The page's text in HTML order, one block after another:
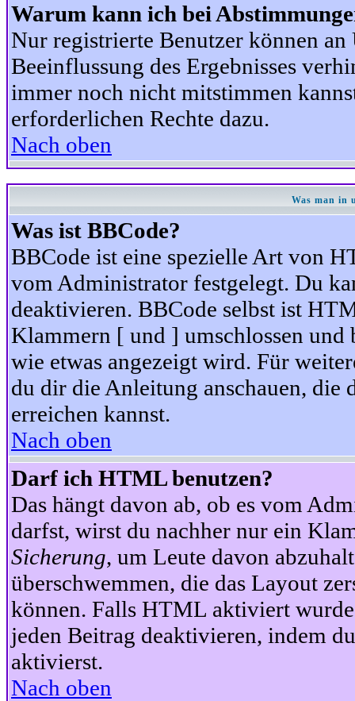
Warum kann ich bei
Nur registrierte Benutzer können
Beeinflussung des Ergebnisses
immer noch nicht mitstimmen
erforderlichen Rechte dazu.
Nach oben
Was man in
Was ist BBCode?
BBCode ist eine spezielle Art von
vom Administrator festgelegt. Du
deaktivieren. BBCode selbst ist
Klammern [ und ] umschlossen
wie etwas angezeigt wird. Für
du dir die Anleitung anschauen, die
erreichen kannst.
Nach oben
Darf ich HTML benutzen?
Das hängt davon ab, ob es vom
darfst, wirst du nachher nur ein
Sicherung, um Leute davon
überschwemmen, die das Layout
können. Falls HTML aktiviert
jeden Beitrag deaktivieren, indem
aktivierst.
Nach oben